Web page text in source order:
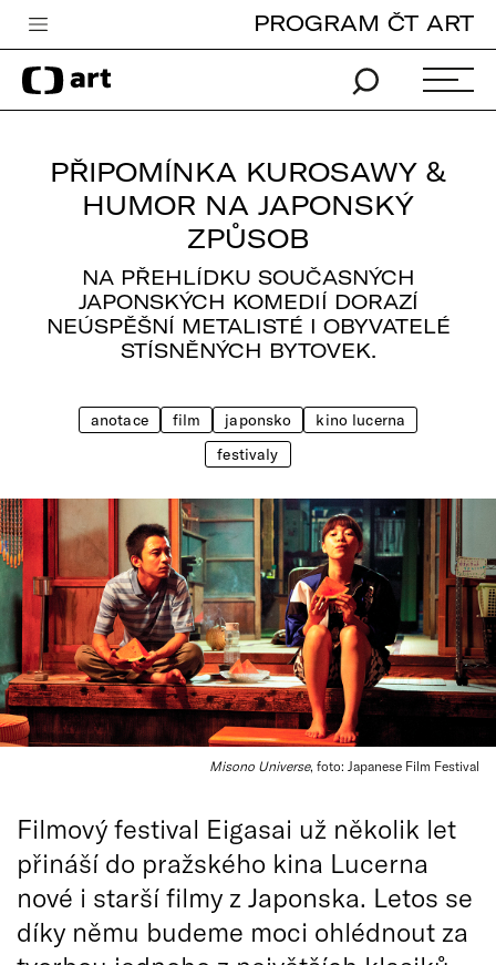
Česká televize
Zpravodajství
PROGRAM ČT ART
PŘIPOMÍNKA KUROSAWY &
HUMOR NA JAPONSKÝ
ZPŮSOB
NA PŘEHLÍDKU SOUČASNÝCH
JAPONSKÝCH KOMEDIÍ DORAZÍ
NEÚSPĚŠNÍ METALISTÉ I OBYVATELÉ
STÍSNĚNÝCH BYTOVEK.
anotace film japonsko
kino lucerna
festivaly
Misono Universe, foto: Japanese Film Festival
Filmový festival Eigasai už několik let
přináší do pražského kina Lucerna
nové i starší filmy z Japonska. Letos se
díky němu budeme moci ohlédnout za